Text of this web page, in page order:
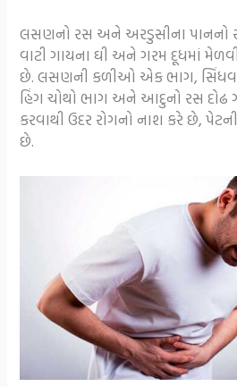
લસણનો રસ અને અરડુસીના પાનનો
વાટી ગાયના ઘી અને ગરમ દૂધમાં
છે. લસણની કળીઓ એક ભાગ, સિંધવ
હિંગ ચોથો ભાગ અને આદુનો રસ
કરવાથી ઉદર રોગનો નાશ કરે છે,
છે.